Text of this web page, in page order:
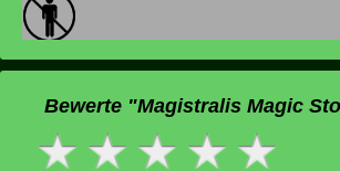
Bewerte "Magistralis Magic